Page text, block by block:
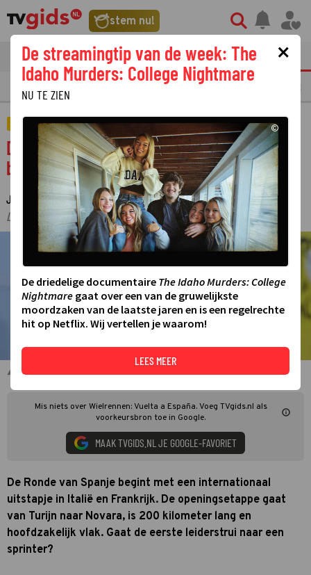
stem nu!
tvgids streaming nieuws
OPMERKELIJKE TV FRAGMENTEN
SPORT
De Ronde van Spanje (Vuelta) gaat nu echt
beginnen: hier volg je de openingsetappe
JUDITH REGELING ·14 AUGUSTUS 2025 22:19·
LAATSTE UPDATE:15-08-25 13:27
Enric Mas
Mis niets over Wielrennen: Vuelta a España. Voeg TVgids.nl als
voorkeursbron toe in Google.
MAAK TVGIDS.NL JE GOOGLE-FAVORIET
De Ronde van Spanje begint met een internationaal
uitstapje in Italië en Frankrijk. De openingsetappe gaat
van Turijn naar Novara, is 200 kilometer lang en
hoofdzakelijk vlak. Gaat de eerste leiderstrui naar een
sprinter?
×
De streamingtip van de week: The
Idaho Murders: College Nightmare
NU TE ZIEN
©
De driedelige documentaire The Idaho Murders: College
Nightmare gaat over een van de gruwelijkste
moordzaken van de laatste jaren en is een regelrechte
hit op Netflix. Wij vertellen je waarom!
LEES MEER